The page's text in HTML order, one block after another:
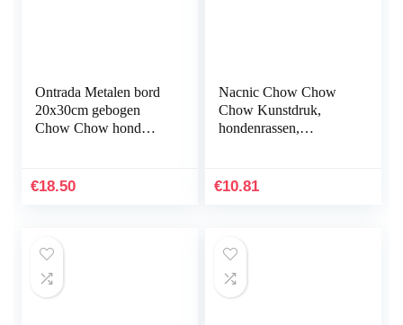
Ontrada Metalen bord
20x30cm gebogen
Chow Chow hond
bord
€18.50
Nacnic Chow Chow
Chow Kunstdruk,
hondenrassen,
€10.81